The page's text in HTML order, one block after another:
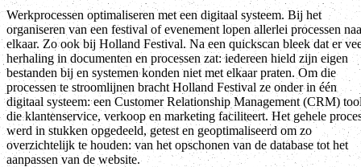
Werkprocessen optimaliseren met een digitaal systeem. Bij het
organiseren van een festival of evenement lopen allerlei processen
elkaar. Zo ook bij Holland Festival. Na een quickscan bleek dat er
herhaling in documenten en processen zat: iedereen hield zijn eigen
bestanden bij en systemen konden niet met elkaar praten. Om die
processen te stroomlijnen bracht Holland Festival ze onder in één
digitaal systeem: een Customer Relationship Management (CRM)
die klantenservice, verkoop en marketing faciliteert. Het gehele
werd in stukken opgedeeld, getest en geoptimaliseerd om zo
overzichtelijk te houden: van het opschonen van de database tot het
aanpassen van de website.